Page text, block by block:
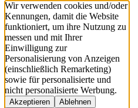
Wir verwenden cookies und/oder
Kennungen, damit die Website
funktioniert, um ihre Nutzung zu
messen und mit Ihrer
Einwilligung zur
Personalisierung von Anzeigen
(einschließlich Remarketing)
sowie für personalisierte und
nicht personalisierte Werbung.
Akzeptieren
Ablehnen